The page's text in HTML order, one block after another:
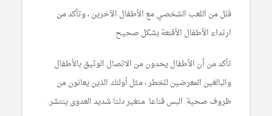
قلل من اللعب الشخصي مع الأطفال الآخرين ، وتأكد من
ارتداء الأطفال الأقنعة بشكل صحيح.
تأكد من أن الأطفال يحدون من الاتصال الوثيق بالأطفال
والبالغين المعرضين للخطر ، مثل أولئك الذين يعانون من
ظروف صحية. البس قناعا. متغير دلتا شديد العدوى ينتشر.